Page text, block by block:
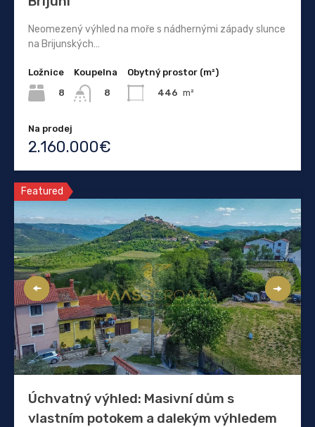
Neomezený výhled na moře s nádhernými západy slunce
na Brijunských…
Ložnice
8
Koupelna
8
Obytný prostor (m²)
446 m²
Na prodej
2.160.000€
Featured
Úchvatný výhled: Masivní dům s
vlastním potokem a dalekým výhledem